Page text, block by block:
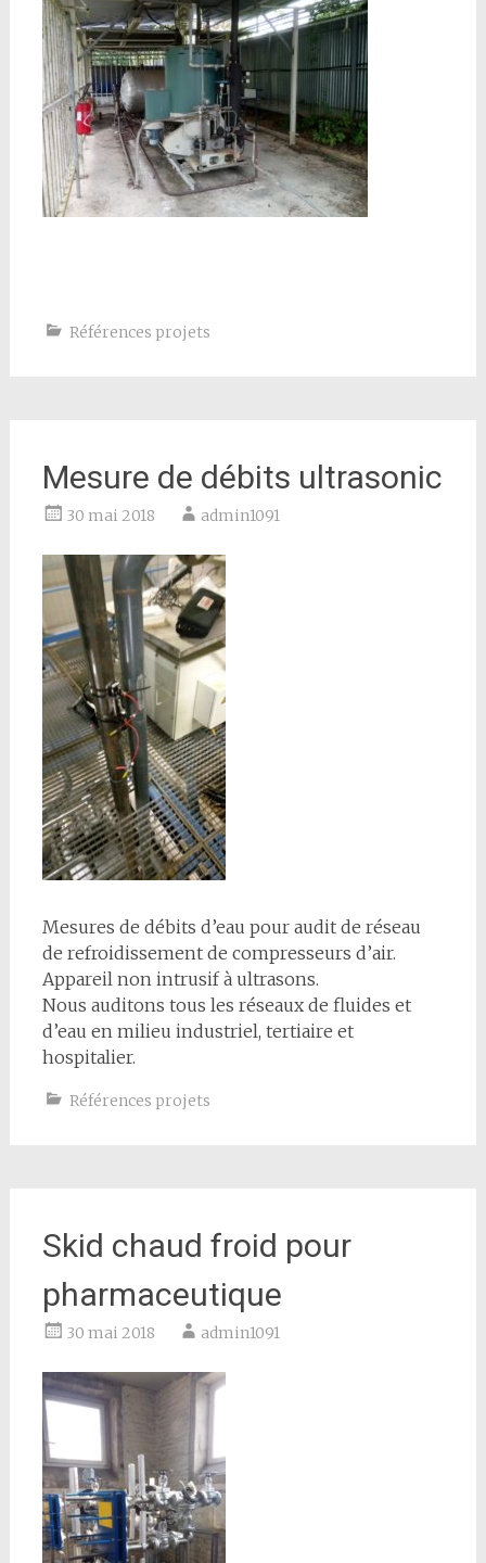
Références projets
Mesure de débits ultrasonic
30 mai 2018 admin1091
Mesures de débits d’eau pour audit de réseau
de refroidissement de compresseurs d’air.
Appareil non intrusif à ultrasons.
Nous auditons tous les réseaux de fluides et
d’eau en milieu industriel, tertiaire et
hospitalier.
Références projets
Skid chaud froid pour
pharmaceutique
30 mai 2018 admin1091